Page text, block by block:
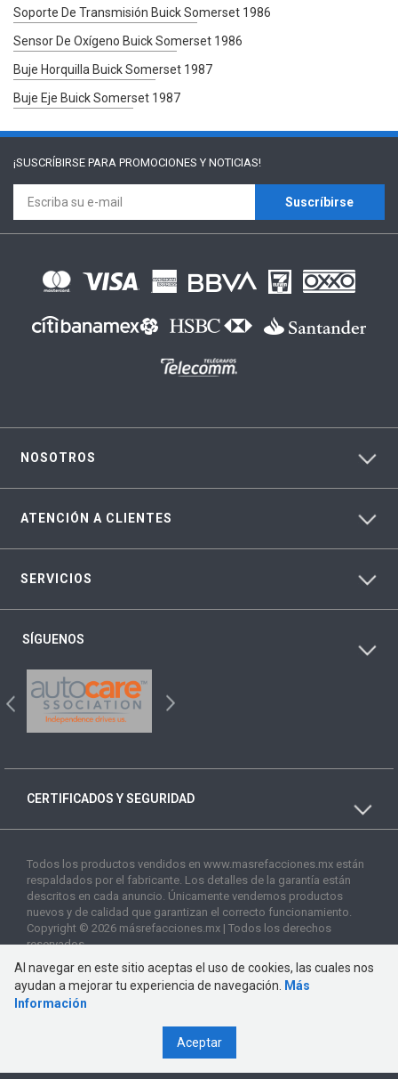
Soporte De Transmisión Buick Somerset 1986
Sensor De Oxígeno Buick Somerset 1986
Buje Horquilla Buick Somerset 1987
Buje Eje Buick Somerset 1987
¡SUSCRÍBIRSE PARA PROMOCIONES Y NOTICIAS!
Suscríbirse
NOSOTROS
ATENCIÓN A CLIENTES
SERVICIOS
SÍGUENOS
CERTIFICADOS Y SEGURIDAD
Todos los productos vendidos en www.masrefacciones.mx están
respaldados por el fabricante. Los detalles de la garantía están
descritos en cada anuncio. Únicamente vendemos productos
nuevos y de calidad que garantizan el correcto funcionamiento.
Copyright © 2026 másrefacciones.mx | Todos los derechos
reservados
Al navegar en este sitio aceptas el uso de cookies, las cuales nos
ayudan a mejorar tu experiencia de navegación.
Más
Información
Aceptar